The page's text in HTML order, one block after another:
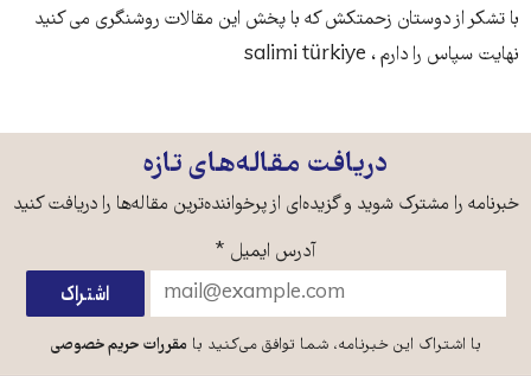
با تشکر از دوستان زحمتکش که با پخش این مقالات روشنگری می کنید
نهایت سپاس را دارم ، salimi türkiye
دریافت مقاله‌های تازه
خبرنامه را مشترک شوید و گزیده‌ای از پرخواننده‌ترین مقاله‌ها را دریافت کنید
آدرس ایمیل *
با اشتراک این خبرنامه، شما توافق می‌کنید بامقررات حریم خصوصی